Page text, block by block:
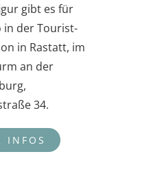
gibt es für
in der Tourist-
in Rastatt, im
an der
34.